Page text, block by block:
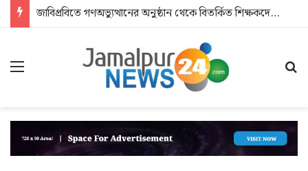
জাবিপ্রবিতে গণঅভ্যুত্থানের অনুষ্ঠান থেকে বিতর্কিত শিক্ষকদের বের করে দিলেন এমপি
Menu